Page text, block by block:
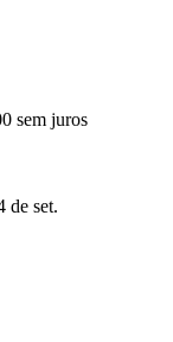
sem juros
de set.